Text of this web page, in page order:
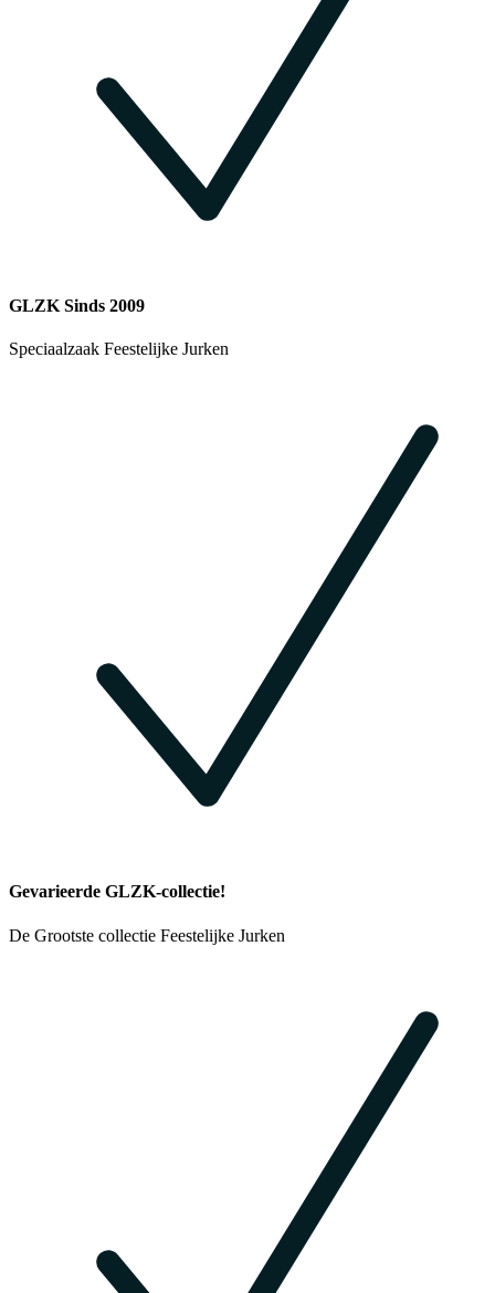
GLZK Sinds 2009
Speciaalzaak Feestelijke Jurken
Gevarieerde GLZK-collectie!
De Grootste collectie Feestelijke Jurken